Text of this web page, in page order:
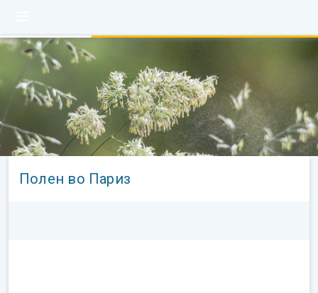
Полен во Париз